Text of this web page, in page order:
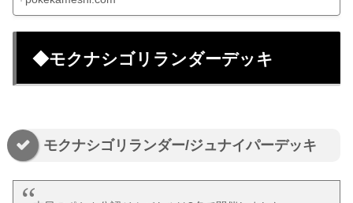
◆モクナシゴリランダーデッキ
モクナシゴリランダー/ジュナイパーデッキ